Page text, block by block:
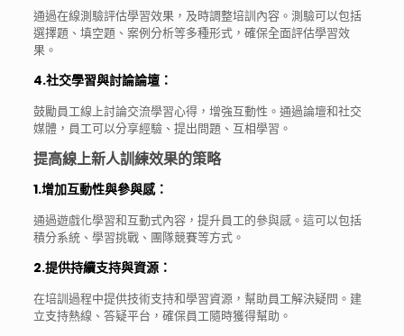
通過在線測驗評估學習效果，及時調整培訓內容。測驗可以包括
選擇題、填空題、案例分析等多種形式，確保全面評估學習效
果。
4.社交學習與討論論壇：
鼓勵員工線上討論交流學習心得，增強互動性。通過論壇和社交
媒體，員工可以分享經驗、提出問題、互相學習。
提高線上新人訓練效果的策略
1.增加互動性與參與感：
通過遊戲化學習和互動式內容，提升員工的參與感。這可以包括
積分系統、學習挑戰、團隊競賽等方式。
2.提供持續支持與資源：
在培訓過程中提供技術支持和學習資源，幫助員工解決疑問。建
立支持熱線、答疑平台，確保員工隨時獲得幫助。